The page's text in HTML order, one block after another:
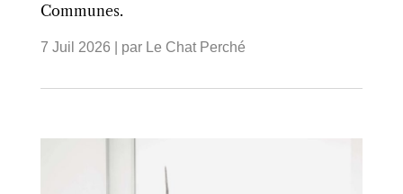
Communes.
7 Juil 2026 | par Le Chat Perché